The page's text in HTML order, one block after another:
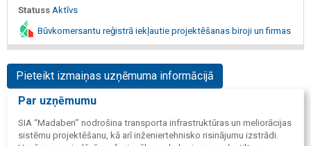
Statuss Aktīvs
Būvkomersantu reģistrā iekļautie projektēšanas biroji un firmas
Pieteikt izmaiņas uzņēmuma informācijā
Par uzņēmumu
SIA “Madaberi” nodrošina transporta infrastruktūras un meliorācijas
sistēmu projektēšanu, kā arī inženiertehnisko risinājumu izstrādi.